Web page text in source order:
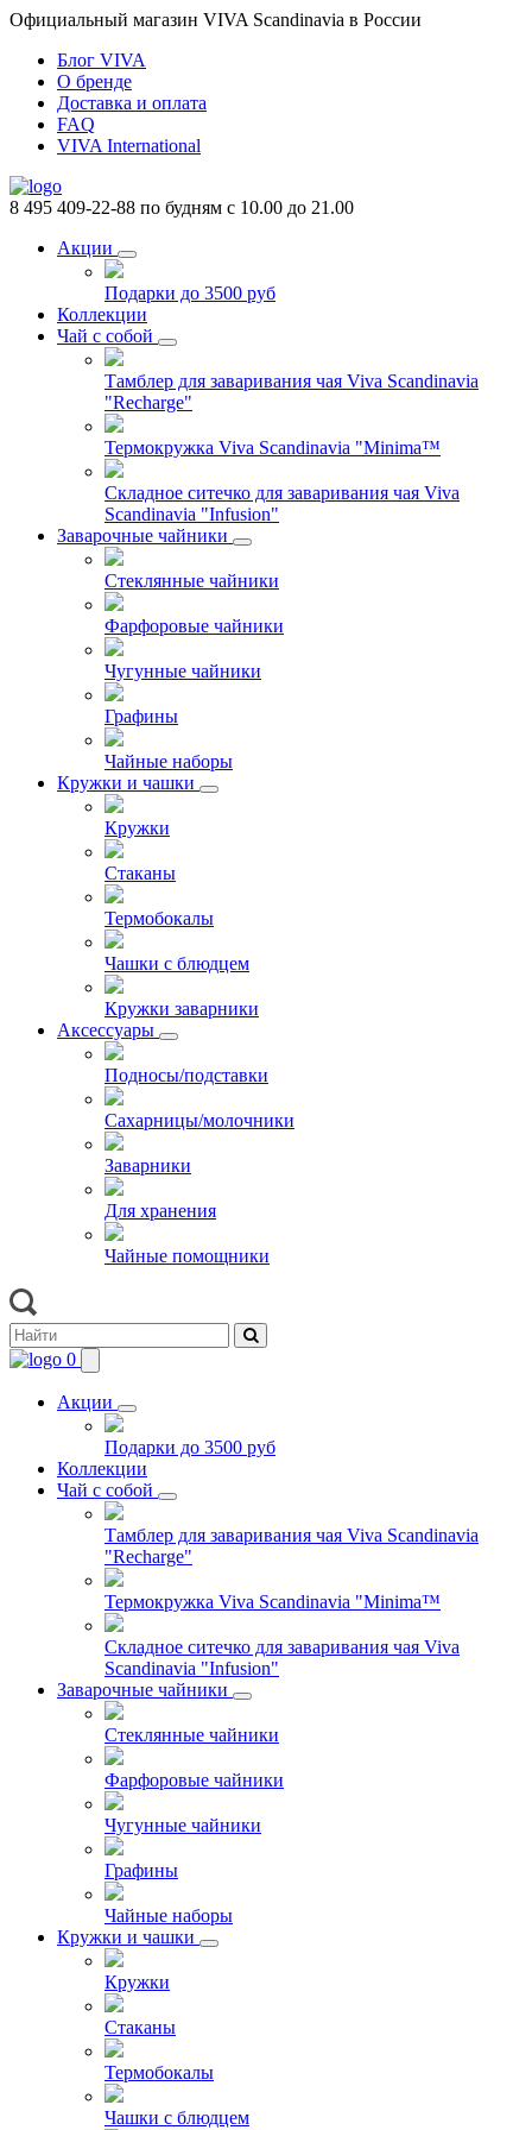
Официальный магазин VIVA Scandinavia в России
Блог VIVA
О бренде
Доставка и оплата
FAQ
VIVA International
8 495 409-22-88 по будням с 10.00 до 21.00
Акции
Подарки до 3500 руб
Коллекции
Чай с собой
Тамблер для заваривания чая Viva Scandinavia
"Recharge"
Термокружка Viva Scandinavia "Minima™
Складное ситечко для заваривания чая Viva
Scandinavia "Infusion"
Заварочные чайники
Стеклянные чайники
Фарфоровые чайники
Чугунные чайники
Графины
Чайные наборы
Кружки и чашки
Кружки
Стаканы
Термобокалы
Чашки с блюдцем
Кружки заварники
Аксессуары
Подносы/подставки
Сахарницы/молочники
Заварники
Для хранения
Чайные помощники
0
Акции
Подарки до 3500 руб
Коллекции
Чай с собой
Тамблер для заваривания чая Viva Scandinavia
"Recharge"
Термокружка Viva Scandinavia "Minima™
Складное ситечко для заваривания чая Viva
Scandinavia "Infusion"
Заварочные чайники
Стеклянные чайники
Фарфоровые чайники
Чугунные чайники
Графины
Чайные наборы
Кружки и чашки
Кружки
Стаканы
Термобокалы
Чашки с блюдцем